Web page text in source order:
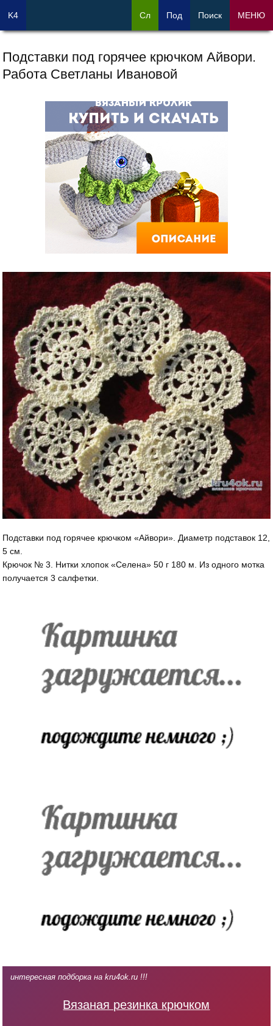
Подставки под горячее крючком Айвори.
Работа Светланы Ивановой
Подставки под горячее крючком «Айвори». Диаметр подставок 12,
5 см.
Крючок № 3. Нитки хлопок «Селена» 50 г 180 м. Из одного мотка
получается 3 салфетки.
интересная подборка на kru4ok.ru !!!
Вязаная резинка крючком
K4 Сл Под Поиск МЕНЮ